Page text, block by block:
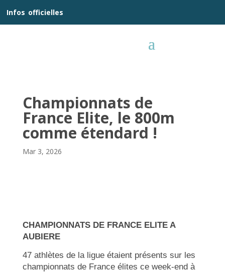
Infos officielles
Championnats de
France Elite, le 800m
comme étendard !
Mar 3, 2026
CHAMPIONNATS DE FRANCE ELITE A
AUBIERE
47 athlètes de la ligue étaient présents sur les
championnats de France élites ce week-end à